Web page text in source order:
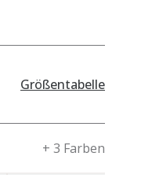
Größentabelle
+ 3 Farben